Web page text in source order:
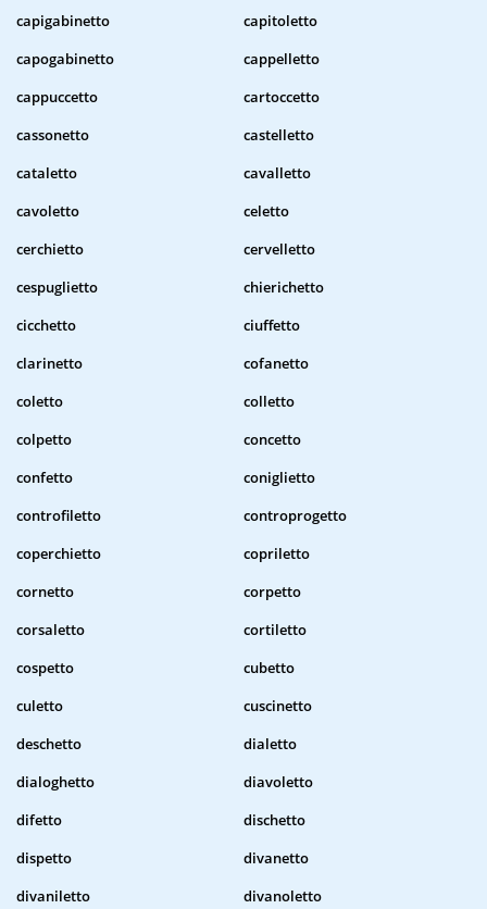
capigabinetto
capitoletto
capogabinetto
cappelletto
cappuccetto
cartoccetto
cassonetto
castelletto
cataletto
cavalletto
cavoletto
celetto
cerchietto
cervelletto
cespuglietto
chierichetto
cicchetto
ciuffetto
clarinetto
cofanetto
coletto
colletto
colpetto
concetto
confetto
coniglietto
controfiletto
controprogetto
coperchietto
copriletto
cornetto
corpetto
corsaletto
cortiletto
cospetto
cubetto
culetto
cuscinetto
deschetto
dialetto
dialoghetto
diavoletto
difetto
dischetto
dispetto
divanetto
divaniletto
divanoletto